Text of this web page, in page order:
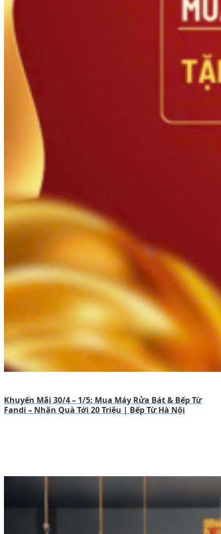
Khuyến Mãi 30/4 – 1/5: Mua Máy Rửa Bát & Bếp Từ
Fandi – Nhận Quà Tới 20 Triệu | Bếp Từ Hà Nội